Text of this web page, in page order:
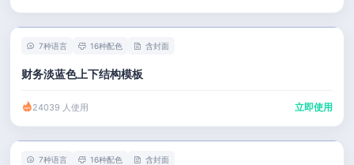
7种语言 16种配色 含封面
财务淡蓝色上下结构模板
24039 人使用 立即使用
7种语言 16种配色 含封面